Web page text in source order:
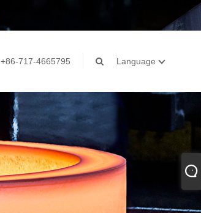
+86-717-4665795 Language